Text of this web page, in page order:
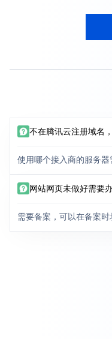
不在腾讯云注册域名
使用哪个接入商的服务
网站网页未做好需要
需要备案，可以在备案时